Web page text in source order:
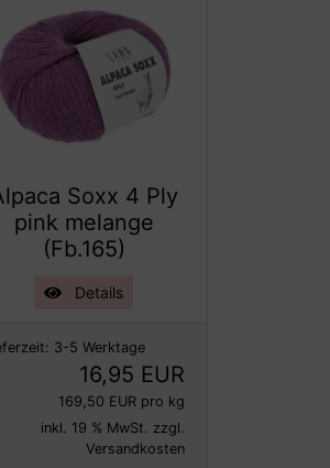
Soxx 4 Ply
pink melange
(Fb.165)
Details
3-5 Werktage
16,95 EUR
169,50 EUR pro kg
inkl. 19 % MwSt. zzgl.
Versandkosten